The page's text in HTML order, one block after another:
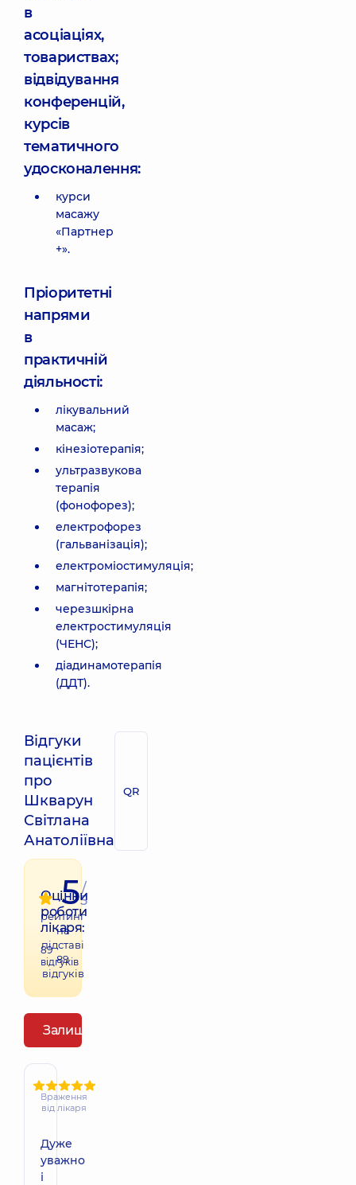
в
асоціаціях,
товариствах;
відвідування
конференцій,
курсів
тематичного
удосконалення:
курси
масажу
«Партнер
+».
Пріоритетні
напрями
в
практичній
діяльності:
лікувальний
масаж;
кінезіотерапія;
ультразвукова
терапія
(фонофорез);
електрофорез
(гальванізація);
електроміостимуляція;
магнітотерапія;
черезшкірна
електростимуляція
(ЧЕНС);
діадинамотерапія
(ДДТ).
Відгуки
пацієнтів
про
Шкварун
Світлана
Анатоліївна
QR
Оцінки
роботи
лікаря:
89
відгуків
5/
5
рейтинг
на
підставі
89
відгуків
Залишити відгук
Враження
від лікаря
Дуже
уважно
і